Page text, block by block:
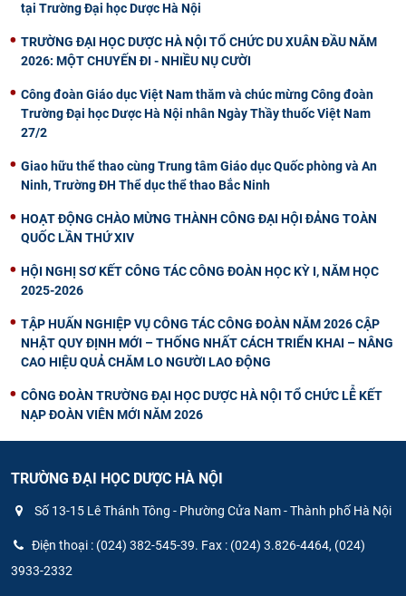
tại Trường Đại học Dược Hà Nội
TRƯỜNG ĐẠI HỌC DƯỢC HÀ NỘI TỔ CHỨC DU XUÂN ĐẦU NĂM
2026: MỘT CHUYẾN ĐI - NHIỀU NỤ CƯỜI
Công đoàn Giáo dục Việt Nam thăm và chúc mừng Công đoàn
Trường Đại học Dược Hà Nội nhân Ngày Thầy thuốc Việt Nam
27/2
Giao hữu thể thao cùng Trung tâm Giáo dục Quốc phòng và An
Ninh, Trường ĐH Thể dục thể thao Bắc Ninh
HOẠT ĐỘNG CHÀO MỪNG THÀNH CÔNG ĐẠI HỘI ĐẢNG TOÀN
QUỐC LẦN THỨ XIV
HỘI NGHỊ SƠ KẾT CÔNG TÁC CÔNG ĐOÀN HỌC KỲ I, NĂM HỌC
2025-2026
TẬP HUẤN NGHIỆP VỤ CÔNG TÁC CÔNG ĐOÀN NĂM 2026 CẬP
NHẬT QUY ĐỊNH MỚI – THỐNG NHẤT CÁCH TRIỂN KHAI – NÂNG
CAO HIỆU QUẢ CHĂM LO NGƯỜI LAO ĐỘNG
CÔNG ĐOÀN TRƯỜNG ĐẠI HỌC DƯỢC HÀ NỘI TỔ CHỨC LỄ KẾT
NẠP ĐOÀN VIÊN MỚI NĂM 2026
TRƯỜNG ĐẠI HỌC DƯỢC HÀ NỘI
Số 13-15 Lê Thánh Tông - Phường Cửa Nam - Thành phố Hà Nội
Điện thoại : (024) 382-545-39. Fax : (024) 3.826-4464, (024)
3933-2332